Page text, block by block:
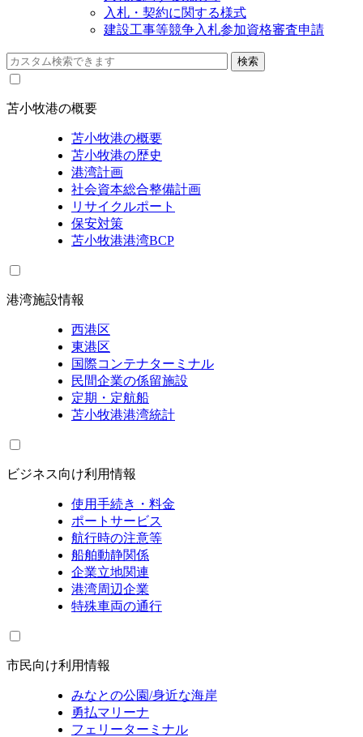
入札・契約に関する様式
建設工事等競争入札参加資格審査申請
苫小牧港の概要
苫小牧港の概要
苫小牧港の歴史
港湾計画
社会資本総合整備計画
リサイクルポート
保安対策
苫小牧港港湾BCP
港湾施設情報
西港区
東港区
国際コンテナターミナル
民間企業の係留施設
定期・定航船
苫小牧港港湾統計
ビジネス向け利用情報
使用手続き・料金
ポートサービス
航行時の注意等
船舶動静関係
企業立地関連
港湾周辺企業
特殊車両の通行
市民向け利用情報
みなとの公園/身近な海岸
勇払マリーナ
フェリーターミナル